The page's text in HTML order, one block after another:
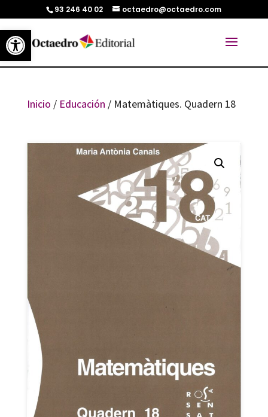
Abrir barra de herramientas
93 246 40 02 octaedro@octaedro.com
Inicio / Educación / Matemàtiques. Quadern 18